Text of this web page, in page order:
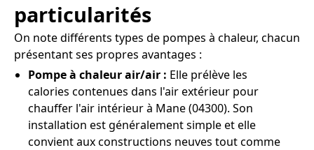
particularités
On note différents types de pompes à chaleur, chacun
présentant ses propres avantages :
Pompe à chaleur air/air : Elle prélève les
calories contenues dans l'air extérieur pour
chauffer l'air intérieur à Mane (04300). Son
installation est généralement simple et elle
convient aux constructions neuves tout comme